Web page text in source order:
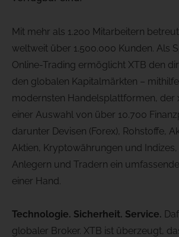
Mit mehr als 1.200 Mitarbeitern
weltweit über 1.500.000 Kunden. Als
Online-Trading ermöglicht XTB den
den globalen Kapitalmärkten –
modernsten Handelsplattformen, der
einer Auswahl von über 10.700
darunter Devisen (Forex), Rohstoffe,
Aktien, Kryptowährungen und Indizes,
Anlegern und Tradern ein
einer Hand.
Technologie. Sicherheit. Service.
globaler Broker. XTB ist überzeugt,